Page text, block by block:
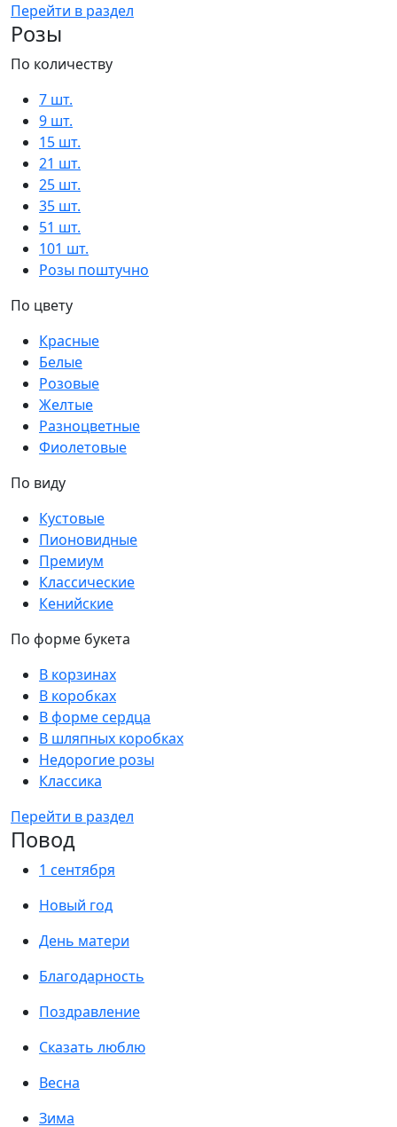
Перейти в раздел
Розы
По количеству
7 шт.
9 шт.
15 шт.
21 шт.
25 шт.
35 шт.
51 шт.
101 шт.
Розы поштучно
По цвету
Красные
Белые
Розовые
Желтые
Разноцветные
Фиолетовые
По виду
Кустовые
Пионовидные
Премиум
Классические
Кенийские
По форме букета
В корзинах
В коробках
В форме сердца
В шляпных коробках
Недорогие розы
Классика
Перейти в раздел
Повод
1 сентября
Новый год
День матери
Благодарность
Поздравление
Сказать люблю
Весна
Зима